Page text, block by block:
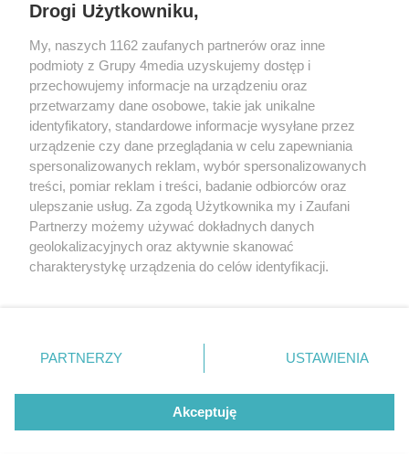
+48 52 5812666
O nas Reklama Regulamin
Kontakt
Wydarzenia
Ogłoszenia Katalog firm
Zapisz się do newslettera
Dołącz do grona ludzi najlepiej poinformowanych!
Zapisz się »
Drogi Użytkowniku,
My, naszych 1162 zaufanych partnerów oraz inne
podmioty z Grupy 4media uzyskujemy dostęp i
przechowujemy informacje na urządzeniu oraz
przetwarzamy dane osobowe, takie jak unikalne
identyfikatory, standardowe informacje wysyłane przez
urządzenie czy dane przeglądania w celu zapewniania
spersonalizowanych reklam, wybór spersonalizowanych
treści, pomiar reklam i treści, badanie odbiorców oraz
ulepszanie usług. Za zgodą Użytkownika my i Zaufani
Partnerzy możemy używać dokładnych danych
geolokalizacyjnych oraz aktywnie skanować
charakterystykę urządzenia do celów identyfikacji.
zmienić/wycofać klikając przycisk ustawień prywatności
znajdujący się w lewym dolnym rogu strony
. Niektóre
użytkownika, ale masz prawo sprzeciwić się takiemu
przetwarzaniu. Preferencje będą miały zastosowania tylko
PARTNERZY USTAWIENIA
Akceptuję